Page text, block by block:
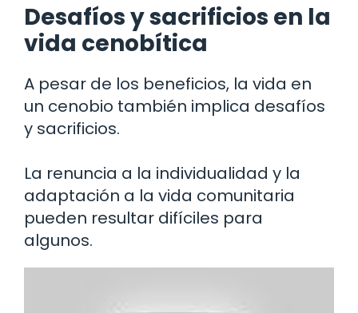
Desafíos y sacrificios en la
vida cenobítica
A pesar de los beneficios, la vida en
un cenobio también implica desafíos
y sacrificios.
La renuncia a la individualidad y la
adaptación a la vida comunitaria
pueden resultar difíciles para
algunos.